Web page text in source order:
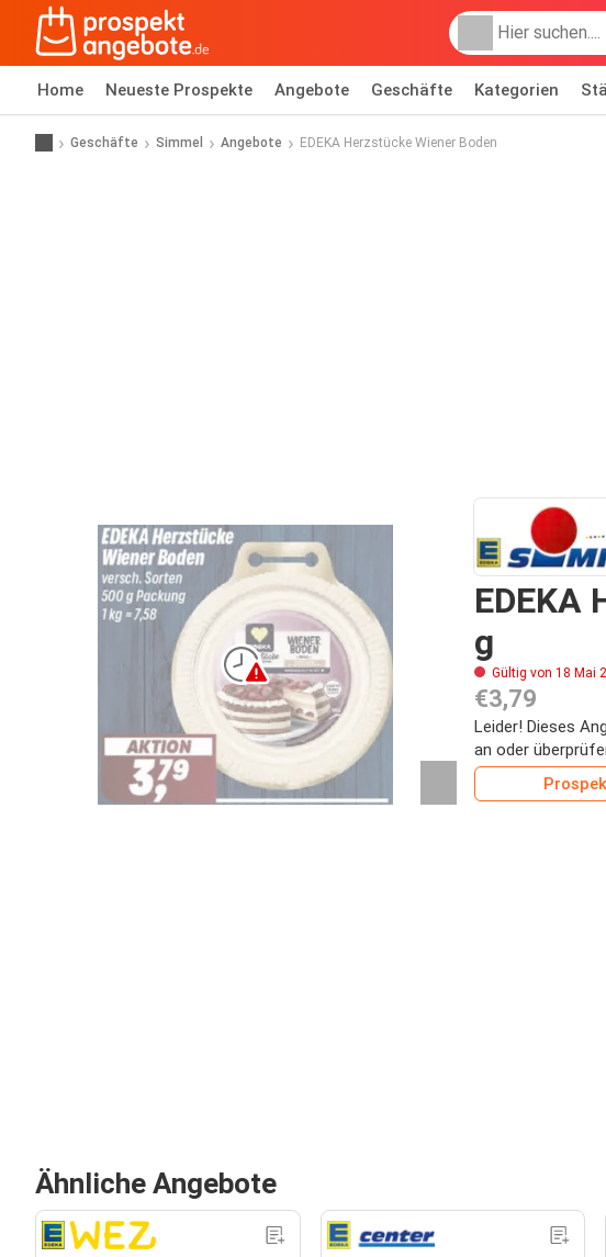
Home Neueste Prospekte Angebote Geschäfte Kategorien
Geschäfte Simmel Angebote EDEKA Herzstücke Wiener Boden
EDEKA
g
Gültig von 18 Mai
€3,79
Leider! Dieses
an oder
Ähnliche Angebote